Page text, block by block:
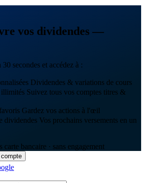
vos dividendes —
secondes et accédez à :
Dividendes & variations de cours
illimités Suivez tous vos comptes titres &
Gardez vos actions à l'œil
dividendes Vos prochains versements en un
carte bancaire · sans engagement